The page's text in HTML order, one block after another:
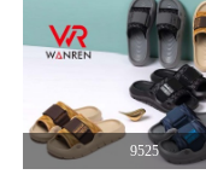
9525